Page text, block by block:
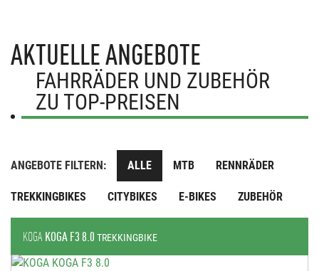
AKTUELLE ANGEBOTE
FAHRRÄDER UND ZUBEHÖR
ZU TOP-PREISEN
ANGEBOTE FILTERN: ALLE MTB RENNRÄDER
TREKKINGBIKES CITYBIKES E-BIKES ZUBEHÖR
KOGA KOGA F3 8.0 TREKKINGBIKE